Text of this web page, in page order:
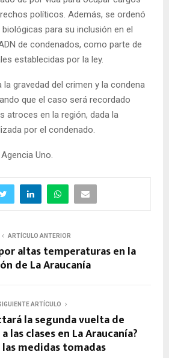
políticos. Además, se ordenó
para su inclusión en el
de condenados, como parte de
establecidas por la ley.
gravedad del crimen y la condena
que el caso será recordado
atroces en la región, dada la
por el condenado.
Uno.
ARTÍCULO ANTERIOR
altas temperaturas en la
de La Araucanía
ARTÍCULO
la segunda vuelta de
las clases en La Araucanía?
medidas tomadas